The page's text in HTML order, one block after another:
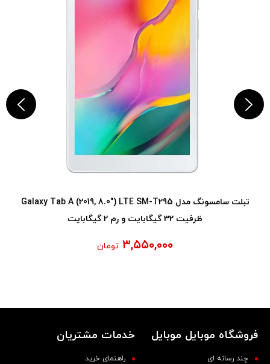
تبلت سامسونگ مدل Galaxy Tab A (2019, 8.0") LTE SM-T295
ظرفیت 32 گیگابایت و رم 2 گیگابایت
۳,۵۵۰,۰۰۰ تومان
فروشگاه موبایل موبایل
چند رسانه ای
خدمات مشتریان
راهنمای خرید